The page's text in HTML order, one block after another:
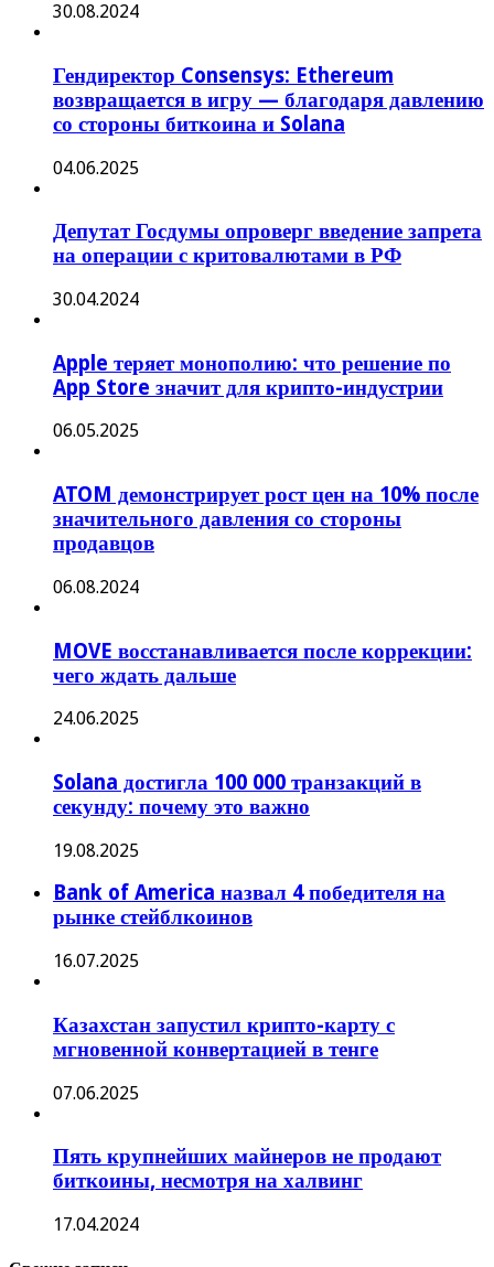
30.08.2024
Гендиректор Consensys: Ethereum
возвращается в игру — благодаря давлению
со стороны биткоина и Solana
04.06.2025
Депутат Госдумы опроверг введение запрета
на операции с критовалютами в РФ
30.04.2024
Apple теряет монополию: что решение по
App Store значит для крипто-индустрии
06.05.2025
ATOM демонстрирует рост цен на 10% после
значительного давления со стороны
продавцов
06.08.2024
MOVE восстанавливается после коррекции:
чего ждать дальше
24.06.2025
Solana достигла 100 000 транзакций в
секунду: почему это важно
19.08.2025
Bank of America назвал 4 победителя на
рынке стейблкоинов
16.07.2025
Казахстан запустил крипто-карту с
мгновенной конвертацией в тенге
07.06.2025
Пять крупнейших майнеров не продают
биткоины, несмотря на халвинг
17.04.2024